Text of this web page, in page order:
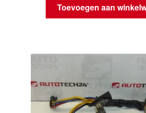
Toevoegen aan